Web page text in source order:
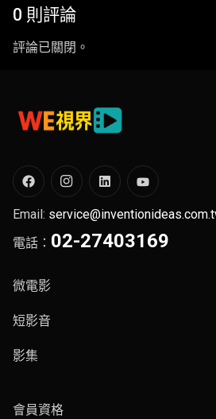
0 則評論
評論已關閉。
Email:
電話： 02-27403169
微電影
短影音
影集
會員資格